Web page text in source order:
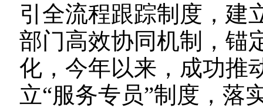
引全流程跟踪制度，建
部门高效协同机制，锚
化，今年以来，成功推
立“服务专员”制度，落